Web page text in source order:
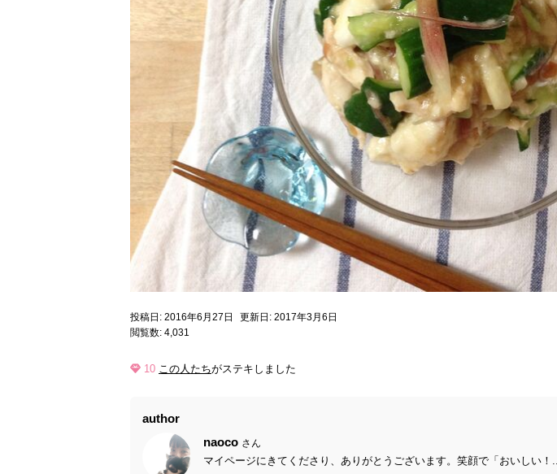
投稿日: 2016年6月27日
更新日: 2017年3月6日
閲覧数: 4,031
10 この人たちがステキしました
author
naoco さん
マイページにきてくださり、ありがとうございます。笑顔で「おいしい！...